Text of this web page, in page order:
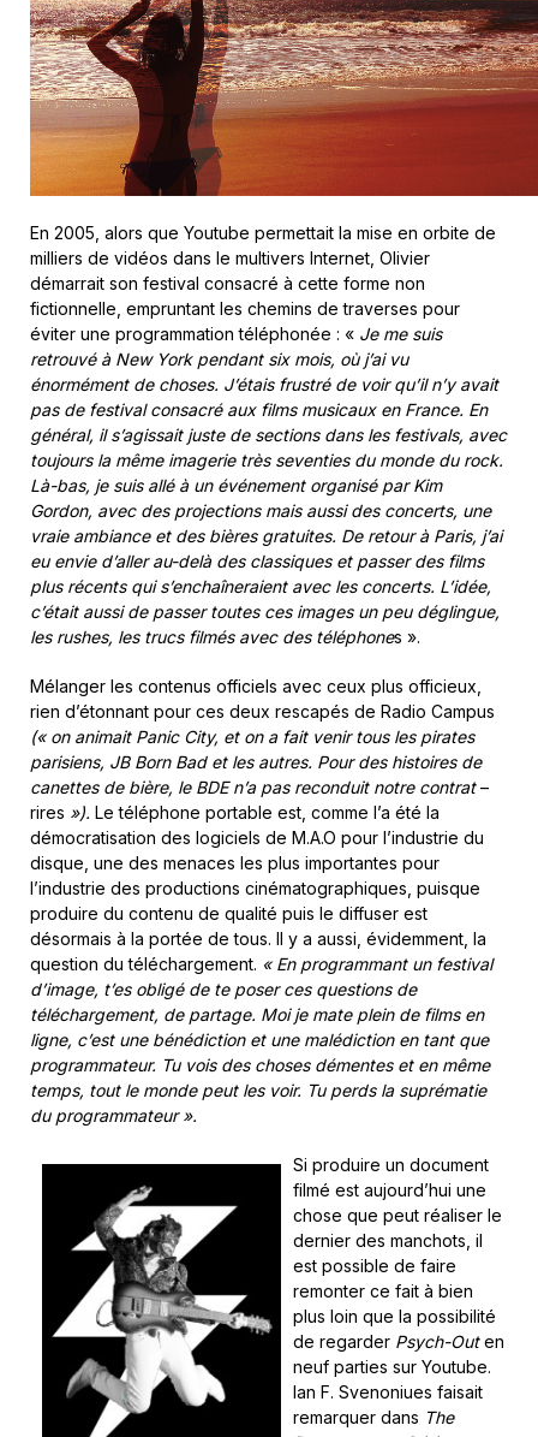
En 2005, alors que Youtube permettait la mise en orbite de
milliers de vidéos dans le multivers Internet, Olivier
démarrait son festival consacré à cette forme non
fictionnelle, empruntant les chemins de traverses pour
éviter une programmation téléphonée : « Je me suis
retrouvé à New York pendant six mois, où j’ai vu
énormément de choses. J’étais frustré de voir qu’il n’y avait
pas de festival consacré aux films musicaux en France. En
général, il s’agissait juste de sections dans les festivals, avec
toujours la même imagerie très seventies du monde du rock.
Là-bas, je suis allé à un événement organisé par Kim
Gordon, avec des projections mais aussi des concerts, une
vraie ambiance et des bières gratuites. De retour à Paris, j’ai
eu envie d’aller au-delà des classiques et passer des films
plus récents qui s’enchaîneraient avec les concerts. L’idée,
c’était aussi de passer toutes ces images un peu déglingue,
les rushes, les trucs filmés avec des téléphones ».
Mélanger les contenus officiels avec ceux plus officieux,
rien d’étonnant pour ces deux rescapés de Radio Campus
(« on animait Panic City, et on a fait venir tous les pirates
parisiens, JB Born Bad et les autres. Pour des histoires de
canettes de bière, le BDE n’a pas reconduit notre contrat–
rires »). Le téléphone portable est, comme l’a été la
démocratisation des logiciels de M.A.O pour l’industrie du
disque, une des menaces les plus importantes pour
l’industrie des productions cinématographiques, puisque
produire du contenu de qualité puis le diffuser est
désormais à la portée de tous. Il y a aussi, évidemment, la
question du téléchargement. « En programmant un festival
d’image, t’es obligé de te poser ces questions de
téléchargement, de partage. Moi je mate plein de films en
ligne, c’est une bénédiction et une malédiction en tant que
programmateur. Tu vois des choses démentes et en même
temps, tout le monde peut les voir. Tu perds la suprématie
du programmateur ».
Si produire un document
filmé est aujourd’hui une
chose que peut réaliser le
dernier des manchots, il
est possible de faire
remonter ce fait à bien
plus loin que la possibilité
de regarder Psych-Outen
neuf parties sur Youtube.
Ian F. Svenoniues faisait
remarquer dans The